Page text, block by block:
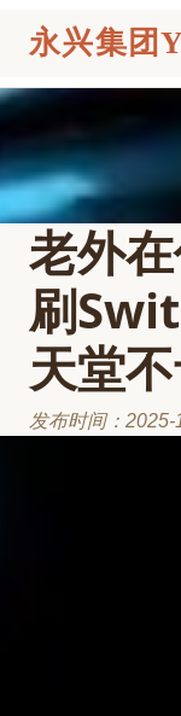
永兴集团
老外
刷
天堂
发布时间：